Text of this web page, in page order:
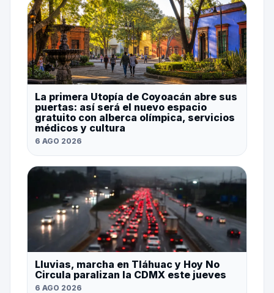
La primera Utopía de Coyoacán abre sus
puertas: así será el nuevo espacio
gratuito con alberca olímpica, servicios
médicos y cultura
6 AGO 2026
Lluvias, marcha en Tláhuac y Hoy No
Circula paralizan la CDMX este jueves
6 AGO 2026